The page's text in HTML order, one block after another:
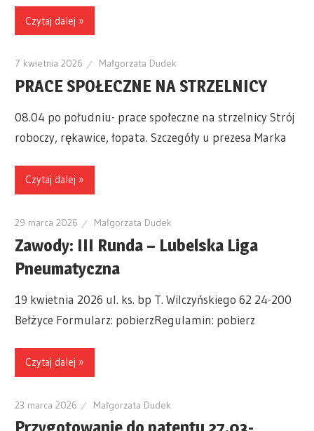
Czytaj dalej »
7 kwietnia 2026 Małgorzata Dudek
PRACE SPOŁECZNE NA STRZELNICY
08.04 po południu- prace społeczne na strzelnicy Strój
roboczy, rękawice, łopata. Szczegóły u prezesa Marka
Czytaj dalej »
29 marca 2026 Małgorzata Dudek
Zawody: III Runda – Lubelska Liga
Pneumatyczna
19 kwietnia 2026 ul. ks. bp T. Wilczyńskiego 62 24-200
Bełżyce Formularz: pobierzRegulamin: pobierz
Czytaj dalej »
23 marca 2026 Małgorzata Dudek